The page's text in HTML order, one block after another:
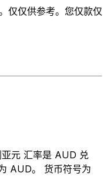
仅仅供参考。您仅款仅
元 汇率是 AUD 兑
AUD。 货币符号为